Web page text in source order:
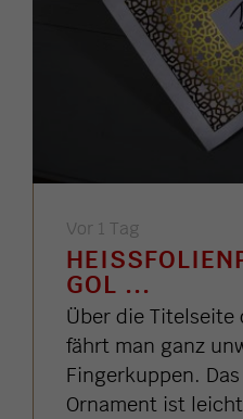
Vor 1 Tag
OL ...
Über die Titelseite
fährt man ganz
Fingerkuppen.
Ornament ist